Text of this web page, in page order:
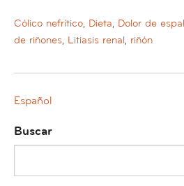
Cólico nefrítico, Dieta, Dolor de
de riñones, Litiasis renal, riñón
Español
Buscar